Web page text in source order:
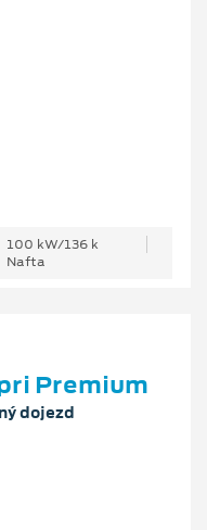
100 kW/136 k
Nafta
Premium
dojezd